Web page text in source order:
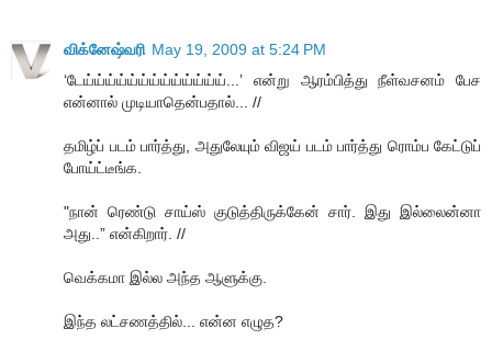
விக்னேஷ்வரி May 19, 2009 at 5:24 PM
‘டேய்ய்ய்ய்ய்ய்ய்ய்ய்ய்ய்ய்ய்...’ என்று ஆரம்பித்து நீள்வசனம் பேச
என்னால் முடியாதென்பதால்... //
தமிழ்ப் படம் பார்த்து, அதுலேயும் விஜய் படம் பார்த்து ரொம்ப கேட்டுப்
போய்ட்டீங்க.
"நான் ரெண்டு சாய்ஸ் குடுத்திருக்கேன் சார். இது இல்லைன்னா
அது..” என்கிறார். //
வெக்கமா இல்ல அந்த ஆளுக்கு.
இந்த லட்சணத்தில்... என்ன எழுத?